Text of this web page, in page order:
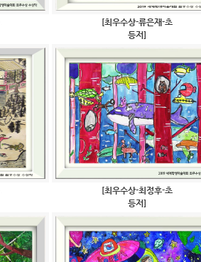
[최우수상-류은재-초
등저]
[최우수상-최정후-초
등저]